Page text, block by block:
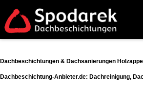
Dachbeschichtungen & Dachsanierungen
Dachbeschichtung-Anbieter.de: Dachreinigung,